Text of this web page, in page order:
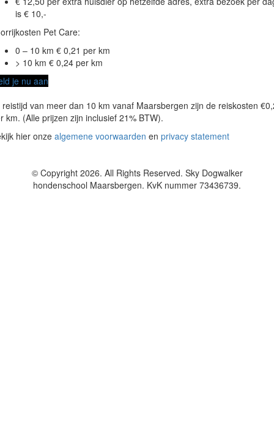
is € 10,-
Pet Care:
0 – 10 km € 0,21 per km
> 10 km € 0,24 per km
je nu aan
reistijd van meer dan 10 km vanaf Maarsbergen zijn de reiskosten
km. (Alle prijzen zijn inclusief 21% BTW).
hier onze algemene voorwaarden en privacy statement
© Copyright 2026. All Rights Reserved. Sky Dogwalker
hondenschool Maarsbergen. KvK nummer 73436739.